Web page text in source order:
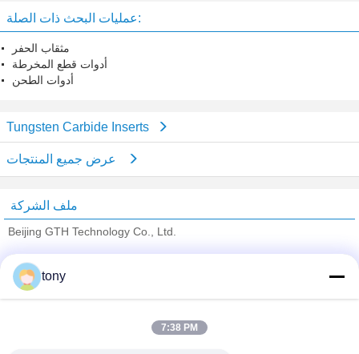
عمليات البحث ذات الصلة:
مثقاب الحفر
أدوات قطع المخرطة
أدوات الطحن
Tungsten Carbide Inserts
ملف الشركة
Beijing GTH Technology Co., Ltd.
Trust Seal
tony
7:38 PM